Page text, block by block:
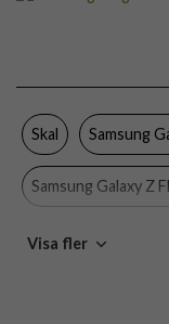
Färg
Tillverkarens art nr
Skal Samsung
Samsung Galaxy Z
Mobiltillbehör
Visa fler